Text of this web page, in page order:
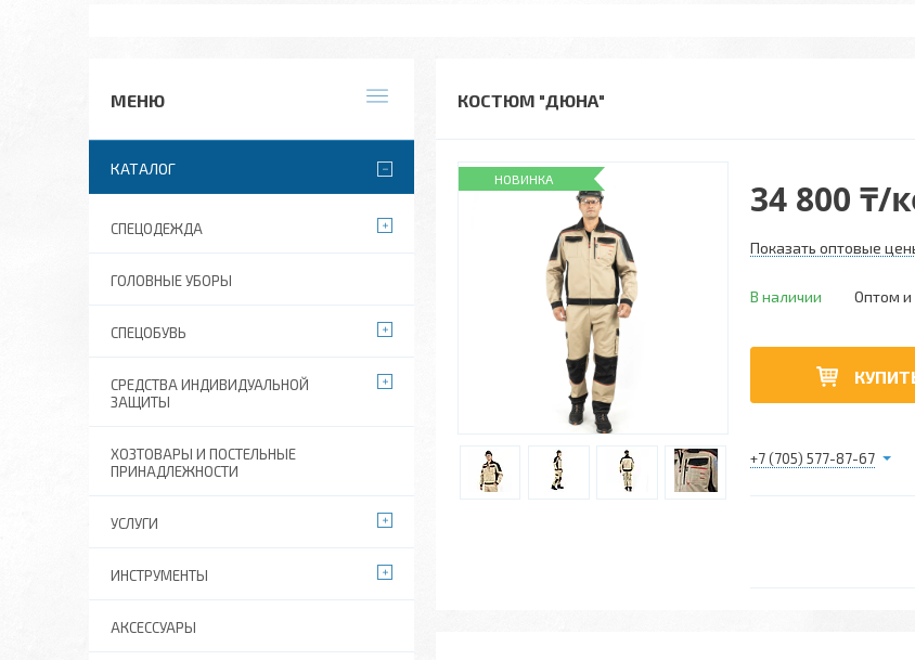
КОСТЮМ "ДЮНА"
НОВИНКА 34 800 ₸/
Показать оптовые
В наличии Оптом и
+7 (705) 577-87-67
КАТАЛОГ
СПЕЦОДЕЖДА
ГОЛОВНЫЕ УБОРЫ
СПЕЦОБУВЬ
СРЕДСТВА ИНДИВИДУАЛЬНОЙ
ЗАЩИТЫ
ХОЗТОВАРЫ И ПОСТЕЛЬНЫЕ
ПРИНАДЛЕЖНОСТИ
УСЛУГИ
ИНСТРУМЕНТЫ
АКСЕССУАРЫ